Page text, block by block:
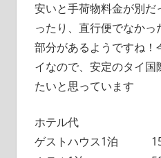
安いと手荷物料金が別
ったり、直行便でなかっ
部分があるようですね！
イなので、安定のタイ国
たいと思っています
ホテル代
ゲストハウス1泊